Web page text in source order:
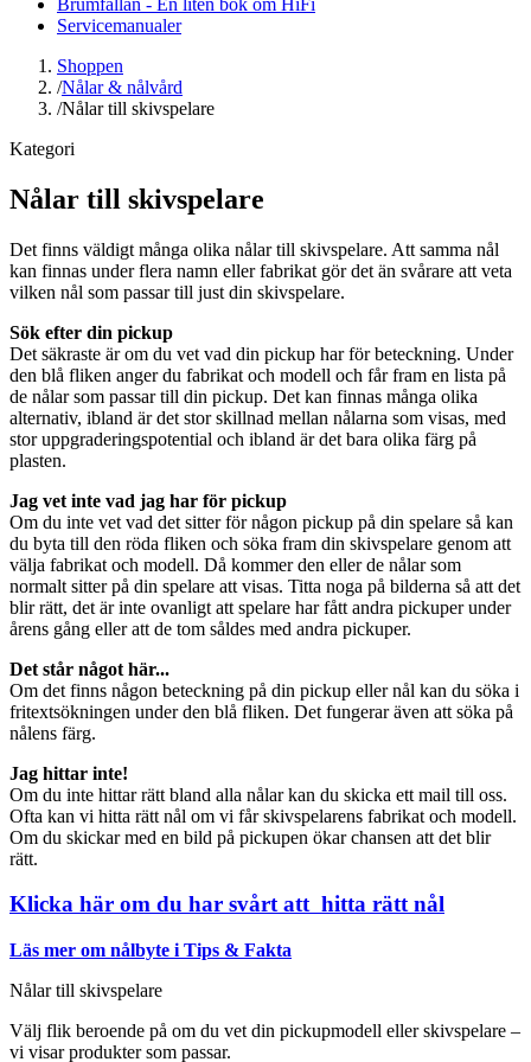
Servicemanualer
Shoppen
/Nålar & nålvård
/Nålar till skivspelare
Kategori
Nålar till skivspelare
Det finns väldigt många olika nålar till skivspelare. Att samma nål
kan finnas under flera namn eller fabrikat gör det än svårare att veta
vilken nål som passar till just din skivspelare.
Sök efter din pickup
Det säkraste är om du vet vad din pickup har för beteckning. Under
den blå fliken anger du fabrikat och modell och får fram en lista på
de nålar som passar till din pickup. Det kan finnas många olika
alternativ, ibland är det stor skillnad mellan nålarna som visas, med
stor uppgraderingspotential och ibland är det bara olika färg på
plasten.
Jag vet inte vad jag har för pickup
Om du inte vet vad det sitter för någon pickup på din spelare så kan
du byta till den röda fliken och söka fram din skivspelare genom att
välja fabrikat och modell. Då kommer den eller de nålar som
normalt sitter på din spelare att visas. Titta noga på bilderna så att det
blir rätt, det är inte ovanligt att spelare har fått andra pickuper under
årens gång eller att de tom såldes med andra pickuper.
Det står något här...
Om det finns någon beteckning på din pickup eller nål kan du söka i
fritextsökningen under den blå fliken. Det fungerar även att söka på
nålens färg.
Jag hittar inte!
Om du inte hittar rätt bland alla nålar kan du skicka ett mail till oss.
Ofta kan vi hitta rätt nål om vi får skivspelarens fabrikat och modell.
Om du skickar med en bild på pickupen ökar chansen att det blir
rätt.
Klicka här om du har svårt att hitta rätt nål
Läs mer om nålbyte i Tips & Fakta
Nålar till skivspelare
Välj flik beroende på om du vet din pickupmodell eller skivspelare –
vi visar produkter som passar.